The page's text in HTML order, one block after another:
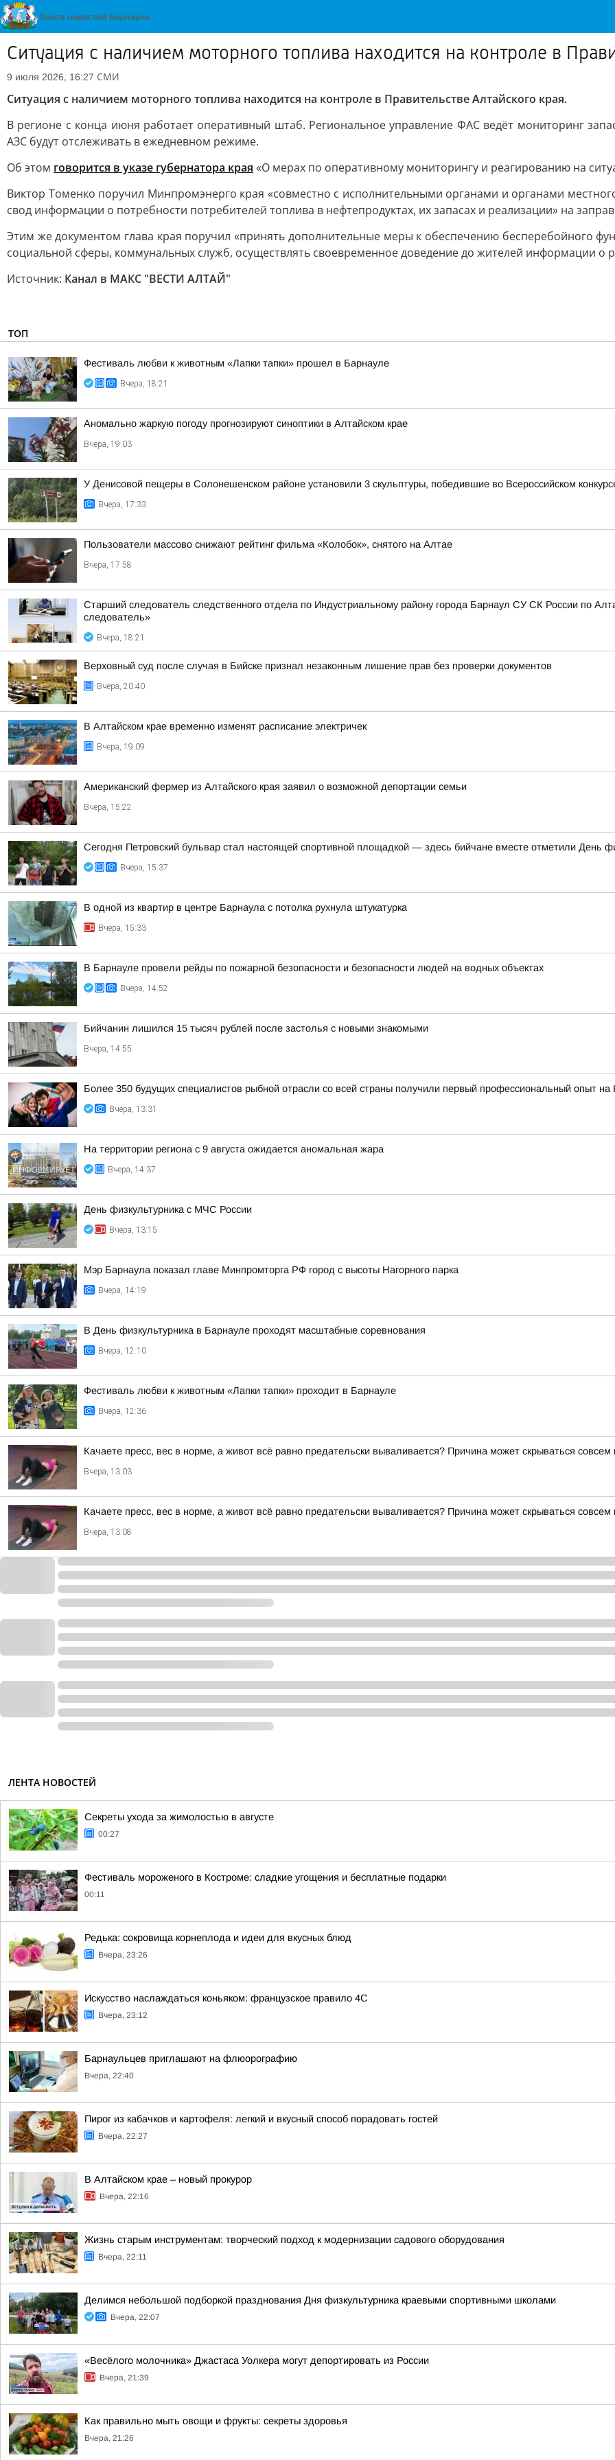
Ситуация с наличием моторного топлива находится на контроле в
9 июля 2026, 16:27 СМИ
Ситуация с наличием моторного топлива находится на контроле в Правительстве Алтайского края.
В регионе с конца июня работает оперативный штаб. Региональное управление ФАС ведёт мониторинг
АЗС будут отслеживать в ежедневном режиме.
Об этом говорится в указе губернатора края «О мерах по оперативному мониторингу и реагированию на
Виктор Томенко поручил Минпромэнерго края «совместно с исполнительными органами и органами
свод информации о потребности потребителей топлива в нефтепродуктах, их запасах и реализации» на
Этим же документом глава края поручил «принять дополнительные меры к обеспечению бесперебойного
социальной сферы, коммунальных служб, осуществлять своевременное доведение до жителей информации о
Источник: Канал в МАКС "ВЕСТИ АЛТАЙ"
ТОП
Фестиваль любви к животным «Лапки тапки» прошел в Барнауле
Вчера, 18:21
Аномально жаркую погоду прогнозируют синоптики в Алтайском крае
Вчера, 19:03
У Денисовой пещеры в Солонешенском районе установили 3 скульптуры, победившие во Всероссийском
Вчера, 17:33
Пользователи массово снижают рейтинг фильма «Колобок», снятого на Алтае
Вчера, 17:58
Старший следователь следственного отдела по Индустриальному району города Барнаул СУ СК России по
следователь»
Вчера, 18:21
Верховный суд после случая в Бийске признал незаконным лишение прав без проверки документов
Вчера, 20:40
В Алтайском крае временно изменят расписание электричек
Вчера, 19:09
Американский фермер из Алтайского края заявил о возможной депортации семьи
Вчера, 15:22
Сегодня Петровский бульвар стал настоящей спортивной площадкой — здесь бийчане вместе отметили День
Вчера, 15:37
В одной из квартир в центре Барнаула с потолка рухнула штукатурка
Вчера, 15:33
В Барнауле провели рейды по пожарной безопасности и безопасности людей на водных объектах
Вчера, 14:52
Бийчанин лишился 15 тысяч рублей после застолья с новыми знакомыми
Вчера, 14:55
Более 350 будущих специалистов рыбной отрасли со всей страны получили первый профессиональный опыт на
Вчера, 13:31
На территории региона с 9 августа ожидается аномальная жара
Вчера, 14:37
День физкультурника с МЧС России
Вчера, 13:15
Мэр Барнаула показал главе Минпромторга РФ город с высоты Нагорного парка
Вчера, 14:19
В День физкультурника в Барнауле проходят масштабные соревнования
Вчера, 12:10
Фестиваль любви к животным «Лапки тапки» проходит в Барнауле
Вчера, 12:36
Качаете пресс, вес в норме, а живот всё равно предательски вываливается? Причина может скрываться
Вчера, 13:03
Качаете пресс, вес в норме, а живот всё равно предательски вываливается? Причина может скрываться
Вчера, 13:08
ЛЕНТА НОВОСТЕЙ
Секреты ухода за жимолостью в августе
00:27
Фестиваль мороженого в Костроме: сладкие угощения и бесплатные подарки
00:11
Редька: сокровища корнеплода и идеи для вкусных блюд
Вчера, 23:26
Искусство наслаждаться коньяком: французское правило 4С
Вчера, 23:12
Барнаульцев приглашают на флюорографию
Вчера, 22:40
Пирог из кабачков и картофеля: легкий и вкусный способ порадовать гостей
Вчера, 22:27
В Алтайском крае – новый прокурор
Вчера, 22:16
Жизнь старым инструментам: творческий подход к модернизации садового оборудования
Вчера, 22:11
Делимся небольшой подборкой празднования Дня физкультурника краевыми спортивными школами
Вчера, 22:07
«Весёлого молочника» Джастаса Уолкера могут депортировать из России
Вчера, 21:39
Как правильно мыть овощи и фрукты: секреты здоровья
Вчера, 21:26